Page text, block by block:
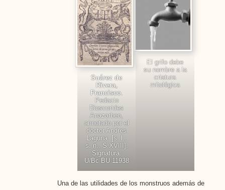
Suárez de
Rivera,
Francisco.
Pedacio
Dioscorides
Anazarbeo,
annotado por el
doctor Andres
Laguna. [s. l.:
s. n., S.XVIII].
Signatura:
U/Bc BU 11938
El grifo debe
su nombre a la
criatura
mitológica
Una de las utilidades de los monstruos además de